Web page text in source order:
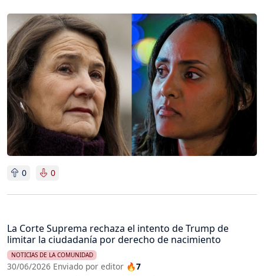
Imagen
0 0
La Corte Suprema rechaza el intento de Trump de
limitar la ciudadanía por derecho de nacimiento
NOTICIAS DE LA COMUNIDAD
30/06/2026 Enviado por editor 🔥7